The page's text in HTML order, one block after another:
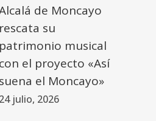
de Moncayo
rescata su
patrimonio musical
con el proyecto «Así
suena el Moncayo»
24 julio, 2026